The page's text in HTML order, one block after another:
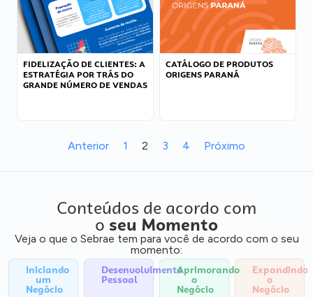
FIDELIZAÇÃO DE CLIENTES: A
ESTRATÉGIA POR TRÁS DO
GRANDE NÚMERO DE VENDAS
CATÁLOGO DE PRODUTOS
ORIGENS PARANÁ
Anterior 1 2 3 4 Próximo
Conteúdos de acordo com
o seu Momento
Veja o que o Sebrae tem para você de acordo com o seu
momento:
Iniciando
um
Negócio
Desenvolvimento
Pessoal
Aprimorando
o
Negócio
Expandindo
o
Negócio